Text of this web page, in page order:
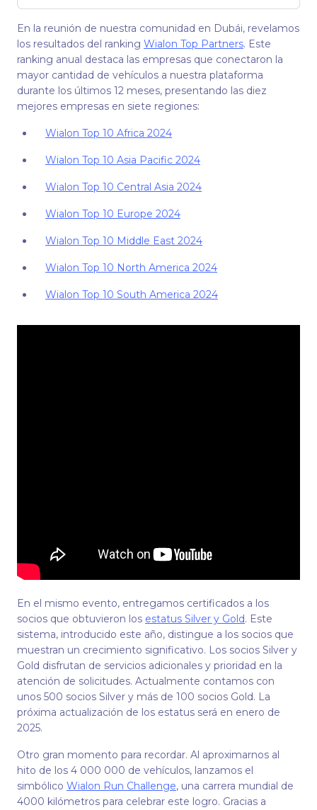
En la reunión de nuestra comunidad en Dubái, revelamos
los resultados del ranking Wialon Top Partners. Este
ranking anual destaca las empresas que conectaron la
mayor cantidad de vehículos a nuestra plataforma
durante los últimos 12 meses, presentando las diez
mejores empresas en siete regiones:
Wialon Top 10 Africa 2024
Wialon Top 10 Asia Pacific 2024
Wialon Top 10 Central Asia 2024
Wialon Top 10 Europe 2024
Wialon Top 10 Middle East 2024
Wialon Top 10 North America 2024
Wialon Top 10 South America 2024
En el mismo evento, entregamos certificados a los
socios que obtuvieron los estatus Silver y Gold. Este
sistema, introducido este año, distingue a los socios que
muestran un crecimiento significativo. Los socios Silver y
Gold disfrutan de servicios adicionales y prioridad en la
atención de solicitudes. Actualmente contamos con
unos 500 socios Silver y más de 100 socios Gold. La
próxima actualización de los estatus será en enero de
2025.
Otro gran momento para recordar. Al aproximarnos al
hito de los 4 000 000 de vehículos, lanzamos el
simbólico Wialon Run Challenge, una carrera mundial de
4000 kilómetros para celebrar este logro. Gracias a